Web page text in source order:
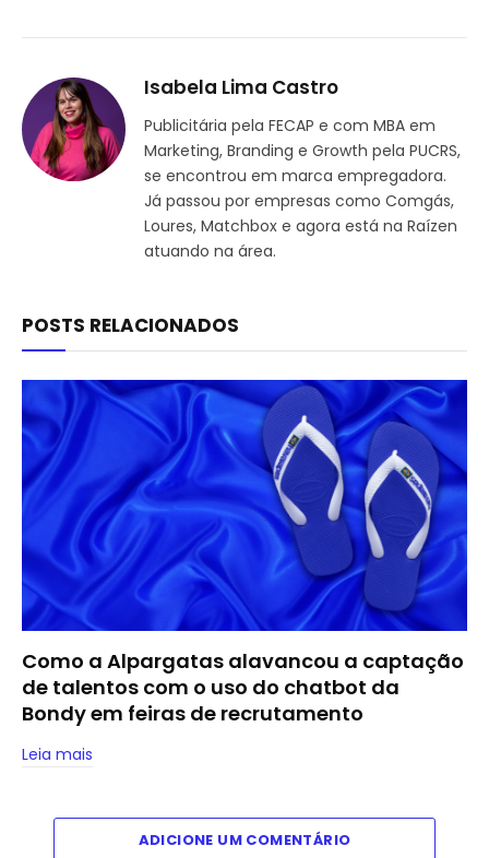
Isabela Lima Castro
Publicitária pela FECAP e com MBA em
Marketing, Branding e Growth pela PUCRS,
se encontrou em marca empregadora.
Já passou por empresas como Comgás,
Loures, Matchbox e agora está na Raízen
atuando na área.
POSTS RELACIONADOS
Como a Alpargatas alavancou a captação
de talentos com o uso do chatbot da
Bondy em feiras de recrutamento
Leia mais
ADICIONE UM COMENTÁRIO